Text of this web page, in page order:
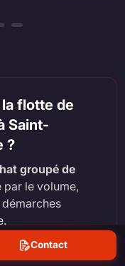
flotte de
Saint-
?
groupé de
par le volume,
Contact